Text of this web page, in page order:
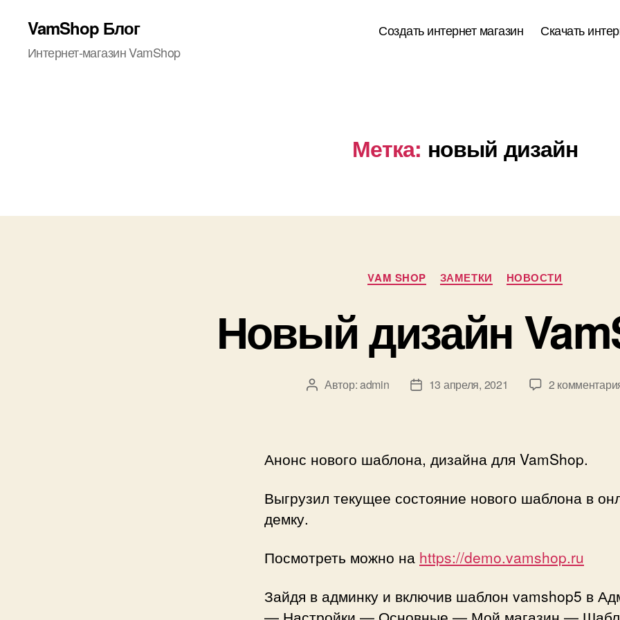
VamShop Блог
Интернет-магазин VamShop
Создать интернет магазин Скачать
Метка: новый дизайн
Рубрики
VAM SHOP ЗАМЕТКИ НОВОСТИ
Новый дизайн
Автор
Автор:admin
Дата13 апреля, 2021 2
Анонс нового шаблона, дизайна для VamShop.
Выгрузил текущее состояние нового шаблона в
демку.
Посмотреть можно на https://demo.vamshop.ru
Зайдя в админку и включив шаблон vamshop5 в